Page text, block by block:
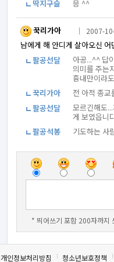
딱지구슬 믕 ^^
꾹리가아 ｜ 2007-
남에게 해 안디게 살아오신
팔공선달
아공...^^ 답
의미를 주는
흉내만이라
꾹리가아
전 아적 종교
팔공선달
모르긴해도
게 보였읍니
팔공석봉
기도하는 사
* 띄어쓰기 포함 200자까지
개인정보처리방침 청소년보호정책